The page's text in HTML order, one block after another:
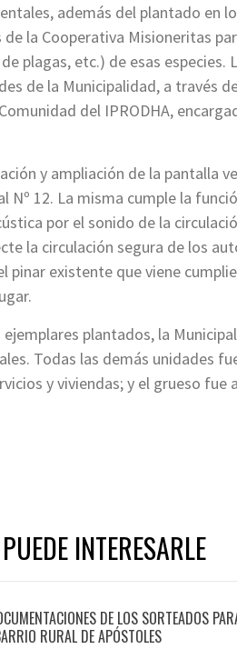
además del plantado en
la Cooperativa Misioneritas
plagas, etc.) de esas especies.
de la Municipalidad, a través
del IPRODHA,
y ampliación de la pantalla
Nº 12. La misma cumple la
por el sonido de la
la circulación segura de los
pinar existente que viene
plantados, la
Todas las demás unidades
y viviendas; y el grueso fue
INTERESARLE
DE LOS SORTEADOS
RURAL DE APÓSTOLES